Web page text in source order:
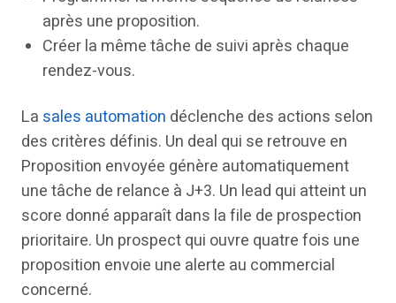
après une proposition.
Créer la même tâche de suivi après chaque
rendez-vous.
La sales automation déclenche des actions selon
des critères définis. Un deal qui se retrouve en
Proposition envoyée génère automatiquement
une tâche de relance à J+3. Un lead qui atteint un
score donné apparaît dans la file de prospection
prioritaire. Un prospect qui ouvre quatre fois une
proposition envoie une alerte au commercial
concerné.